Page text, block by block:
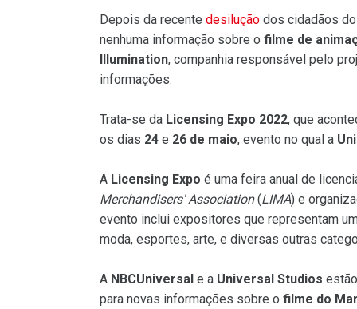
Depois da recente desilução dos cidadãos do
nenhuma informação sobre o filme de
Illumination, companhia responsável pelo
informações.
Trata-se da Licensing Expo 2022, que
os dias 24 e 26 de maio, evento no qual a
A Licensing Expo é uma feira anual de
Merchandisers' Association(LIMA) e
evento inclui expositores que representam
moda, esportes, arte, e diversas outras
A NBCUniversal e a Universal Studios
para novas informações sobre o filme do